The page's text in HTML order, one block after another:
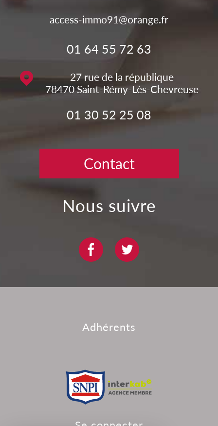
access-immo91@orange.fr
01 64 55 72 63
27 rue de la république
78470 Saint-Rémy-Lès-Chevreuse
01 30 52 25 08
Contact
nous suivre
adhérents